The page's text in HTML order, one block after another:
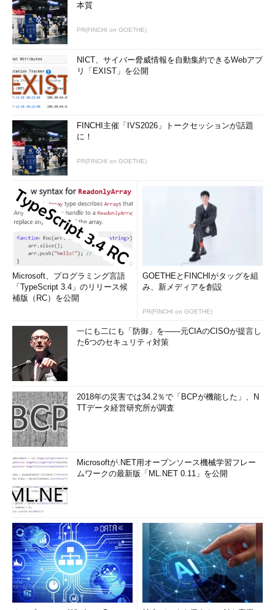
本質
PR(FINCHI on GOETHE)
NICT、サイバー脅威情報を自動集約できるWebアプ
リ「EXIST」を公開
FINCHI主催「IVS2026」トークセッションが話題
に！
PR(FINCHI on GOETHE)
Microsoft、プログラミング言語
「TypeScript 3.4」のリリース候
補版（RC）を公開
GOETHEとFINCHIがタッグを組
み、新メディアを創設
PR(FINCHI on GOETHE)
一にも二にも「防御」を――元CIAのCISOが提言し
た6つのセキュリティ対策
2018年の災害では34.2％で「BCPが機能した」、N
TTデータ経営研究所が調査
Microsoftが.NET用オープンソース機械学習フレー
ムワークの最新版「ML.NET 0.11」を公開